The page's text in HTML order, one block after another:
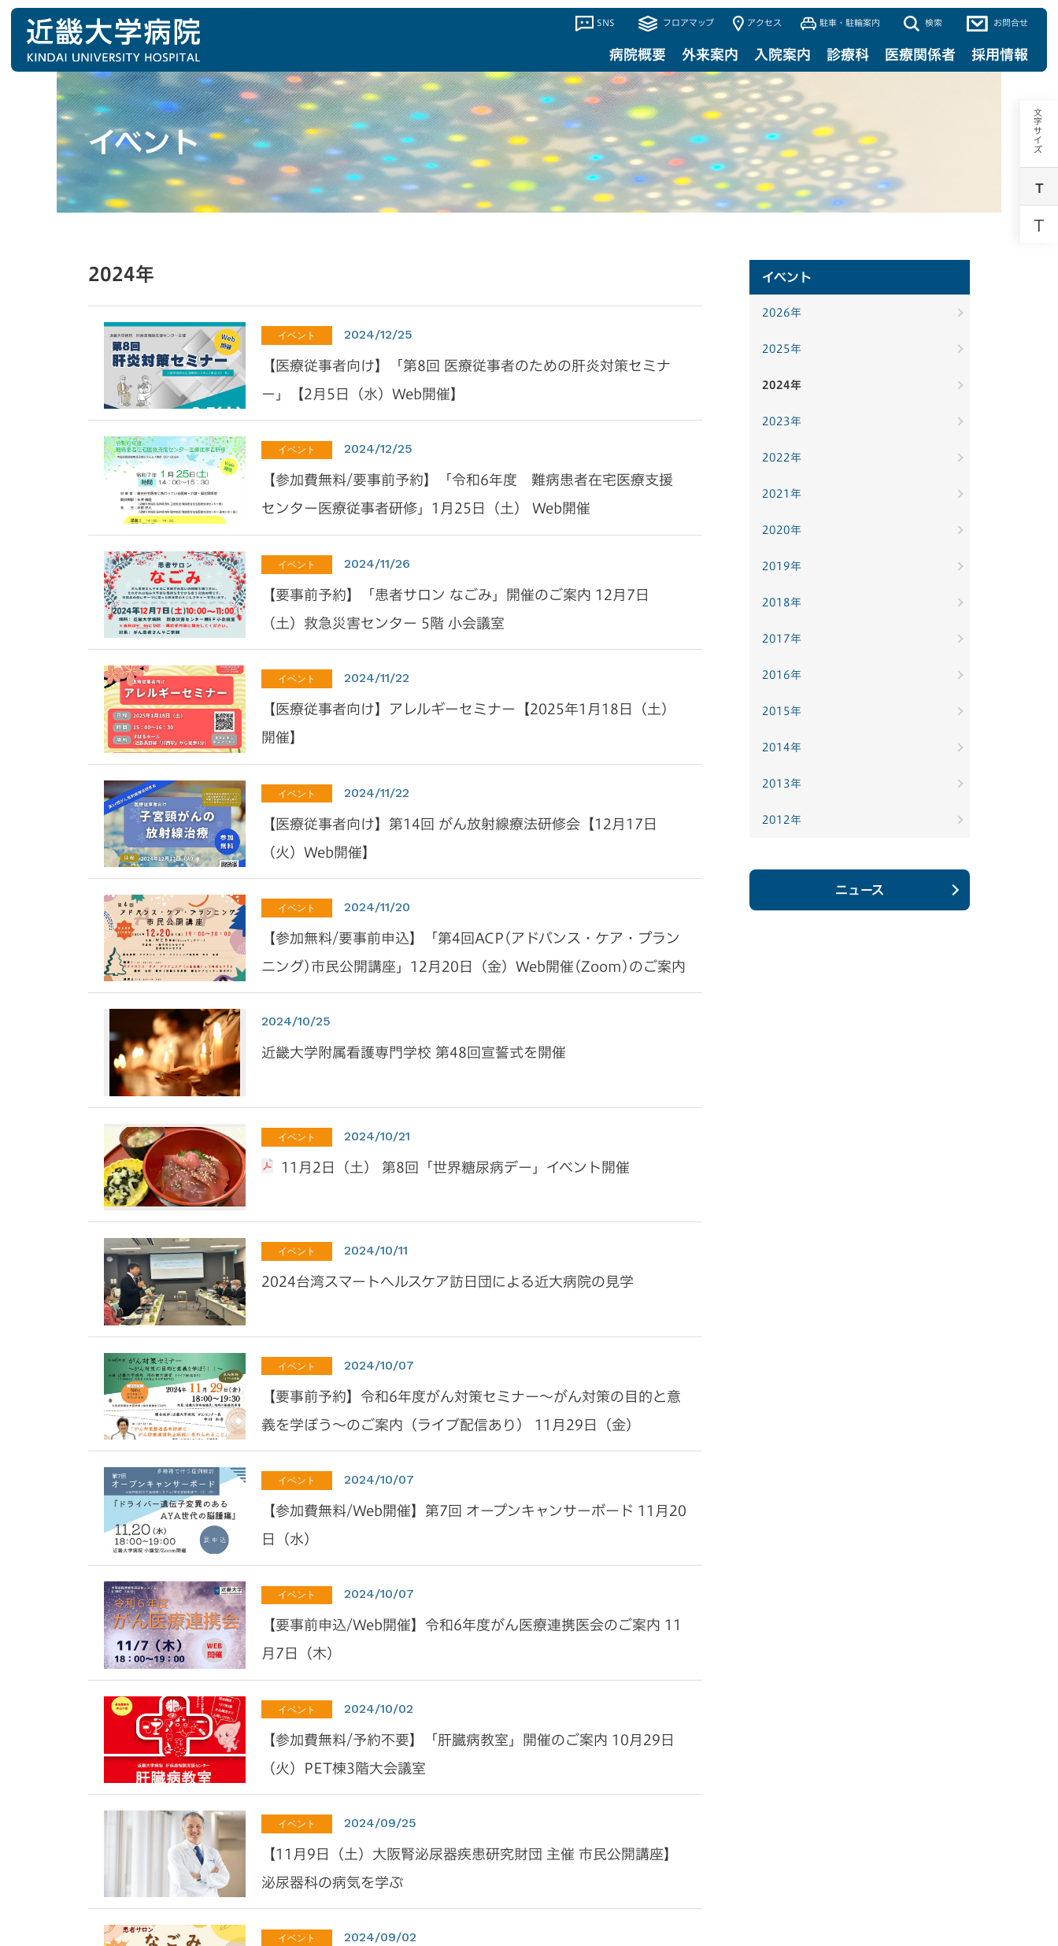
文字サイズ
T
T
病院概要 外来案内 入院案内 診療科 医療関係者 採用情報
SNS フロアマップ アクセス 駐車・駐輪案内 検索 お問合せ
イベント
2024年
イベント 2024/12/25
【医療従事者向け】「第8回 医療従事者のための肝炎対策セミナ
ー」【2月5日（水）Web開催】
イベント 2024/12/25
【参加費無料/要事前予約】「令和6年度 難病患者在宅医療支援
センター医療従事者研修」1月25日（土） Web開催
イベント 2024/11/26
【要事前予約】「患者サロン なごみ」開催のご案内 12月7日
（土）救急災害センター 5階 小会議室
イベント 2024/11/22
【医療従事者向け】アレルギーセミナー【2025年1月18日（土）
開催】
イベント 2024/11/22
【医療従事者向け】第14回 がん放射線療法研修会【12月17日
（火）Web開催】
イベント 2024/11/20
【参加無料/要事前申込】「第4回ACP(アドバンス・ケア・プラン
ニング)市民公開講座」12月20日（金）Web開催(Zoom)のご案内
2024/10/25
近畿大学附属看護専門学校 第48回宣誓式を開催
イベント 2024/10/21
11月2日（土） 第8回「世界糖尿病デー」イベント開催
イベント 2024/10/11
2024台湾スマートヘルスケア訪日団による近大病院の見学
イベント 2024/10/07
【要事前予約】令和6年度がん対策セミナー～がん対策の目的と意
義を学ぼう～のご案内（ライブ配信あり） 11月29日（金）
イベント 2024/10/07
【参加費無料/Web開催】第7回 オープンキャンサーボード 11月20
日（水）
イベント 2024/10/07
【要事前申込/Web開催】令和6年度がん医療連携医会のご案内 11
月7日（木）
イベント 2024/10/02
【参加費無料/予約不要】「肝臓病教室」開催のご案内 10月29日
（火）PET棟3階大会議室
イベント 2024/09/25
【11月9日（土）大阪腎泌尿器疾患研究財団 主催 市民公開講座】
泌尿器科の病気を学ぶ
イベント 2024/09/02
イベント
2026年
2025年
2024年
2023年
2022年
2021年
2020年
2019年
2018年
2017年
2016年
2015年
2014年
2013年
2012年
ニュース